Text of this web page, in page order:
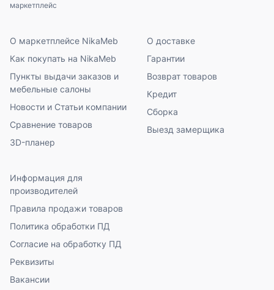
маркетплейс
О маркетплейсе NikaMeb
Как покупать на NikaMeb
Пункты выдачи заказов и
мебельные салоны
Новости и Статьи компании
Сравнение товаров
3D-планер
О доставке
Гарантии
Возврат товаров
Кредит
Сборка
Выезд замерщика
Информация для
производителей
Правила продажи товаров
Политика обработки ПД
Согласие на обработку ПД
Реквизиты
Вакансии